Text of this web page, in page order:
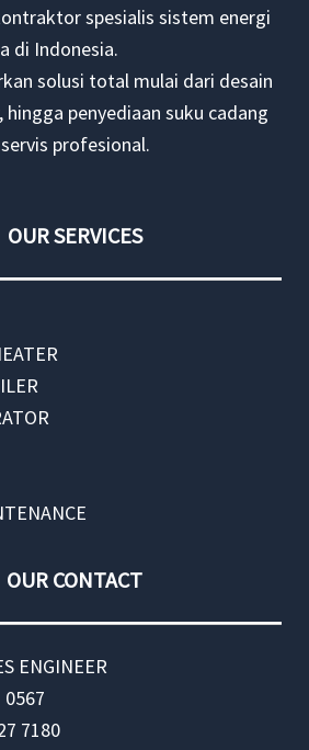
spesialis sistem energi
di Indonesia.
solusi total mulai dari desain
penyediaan suku cadang
profesional.
OUR SERVICES
OUR CONTACT
ENGINEER
0567
7180